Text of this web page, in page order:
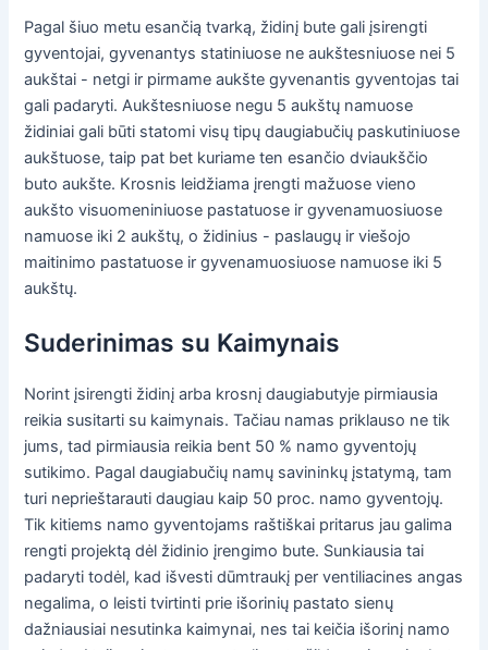
Pagal šiuo metu esančią tvarką, židinį bute gali įsirengti
gyventojai, gyvenantys statiniuose ne aukštesniuose nei 5
aukštai - netgi ir pirmame aukšte gyvenantis gyventojas tai
gali padaryti. Aukštesniuose negu 5 aukštų namuose
židiniai gali būti statomi visų tipų daugiabučių paskutiniuose
aukštuose, taip pat bet kuriame ten esančio dviaukščio
buto aukšte. Krosnis leidžiama įrengti mažuose vieno
aukšto visuomeniniuose pastatuose ir gyvenamuosiuose
namuose iki 2 aukštų, o židinius - paslaugų ir viešojo
maitinimo pastatuose ir gyvenamuosiuose namuose iki 5
aukštų.
Suderinimas su Kaimynais
Norint įsirengti židinį arba krosnį daugiabutyje pirmiausia
reikia susitarti su kaimynais. Tačiau namas priklauso ne tik
jums, tad pirmiausia reikia bent 50 % namo gyventojų
sutikimo. Pagal daugiabučių namų savininkų įstatymą, tam
turi neprieštarauti daugiau kaip 50 proc. namo gyventojų.
Tik kitiems namo gyventojams raštiškai pritarus jau galima
rengti projektą dėl židinio įrengimo bute. Sunkiausia tai
padaryti todėl, kad išvesti dūmtraukį per ventiliacines angas
negalima, o leisti tvirtinti prie išorinių pastato sienų
dažniausiai nesutinka kaimynai, nes tai keičia išorinį namo